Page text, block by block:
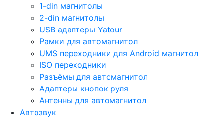
1-din магнитолы
2-din магнитолы
USB адаптеры Yatour
Рамки для автомагнитол
UMS переходники для Android магнитол
ISO переходники
Разъёмы для автомагнитол
Адаптеры кнопок руля
Антенны для автомагнитол
Автозвук